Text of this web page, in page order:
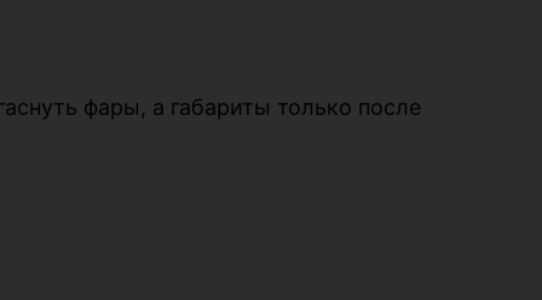
фары, а габариты только после